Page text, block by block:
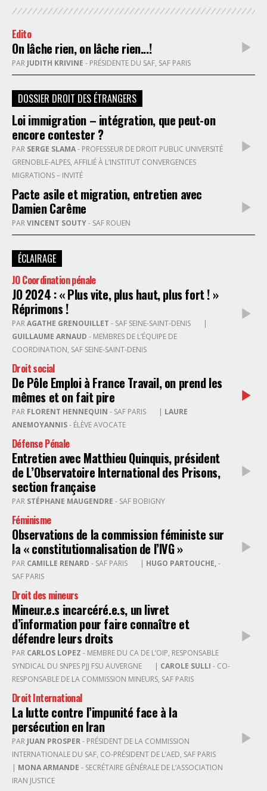
Edito
On lâche rien, on lâche rien...!
PAR JUDITH KRIVINE - PRÉSIDENTE DU SAF, SAF PARIS
DOSSIER DROIT DES ÉTRANGERS
Loi immigration – intégration, que peut-on
encore contester ?
PAR SERGE SLAMA
GRENOBLE-ALPES, AFFILIÉ À L’INSTITUT CONVERGENCES
MIGRATIONS – INVITÉ
Pacte asile et migration, entretien avec
Damien Carême
PARVINCENT SOUTY- SAF ROUEN
ÉCLAIRAGE
JO Coordination pénale
JO 2024 : « Plus vite, plus haut, plus fort ! »
Réprimons !
PARAGATHE GRENOUILLET - SAF SEINE-SAINT-DENIS
|
GUILLAUME ARNAUD
COORDINATION, SAF SEINE-SAINT-DENIS
Droit social
De Pôle Emploi à France Travail, on prend les
mêmes et on fait pire
PAR FLORENT HENNEQUIN - SAF PARIS | LAURE
ANEMOYANNIS- ÉLÈVE AVOCATE
Défense Pénale
Entretien avec Matthieu Quinquis, président
de L’Observatoire International des Prisons,
section française
PAR STÉPHANE MAUGENDRE - SAF BOBIGNY
Féminisme
Observations de la commission féministe sur
la « constitutionnalisation de l’IVG »
PAR CAMILLE RENARD - SAF PARIS | HUGO PARTOUCHE,
SAF PARIS
Droit des mineurs
Mineur.e.s incarcéré.e.s, un livret
d’information pour faire connaître et
défendre leurs droits
PAR CARLOS LOPEZ
SYNDICAL DU SNPES PJJ FSU AUVERGNE
| CAROLE SULLI
RESPONSABLE DE LA COMMISSION MINEURS, SAF PARIS
Droit International
La lutte contre l’impunité face à la
persécution en Iran
PAR JUAN PROSPER
INTERNATIONALE DU SAF, CO-PRÉSIDENT DE L’AED, SAF PARIS
| MONA ARMANDE
IRAN JUSTICE